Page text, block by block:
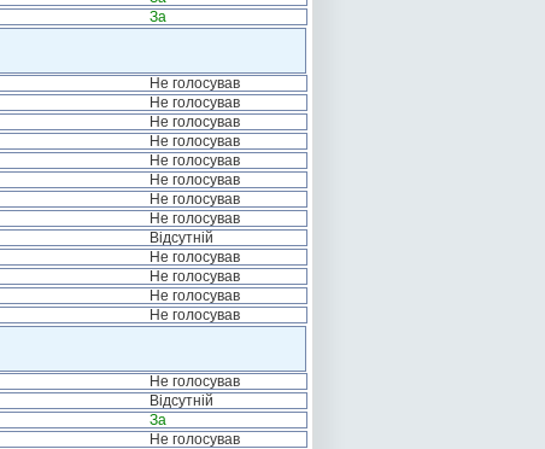
За
Не голосував
Не голосував
Не голосував
Не голосував
Не голосував
Не голосував
Не голосував
Не голосував
Відсутній
Не голосував
Не голосував
Не голосував
Не голосував
Не голосував
Відсутній
За
Не голосував